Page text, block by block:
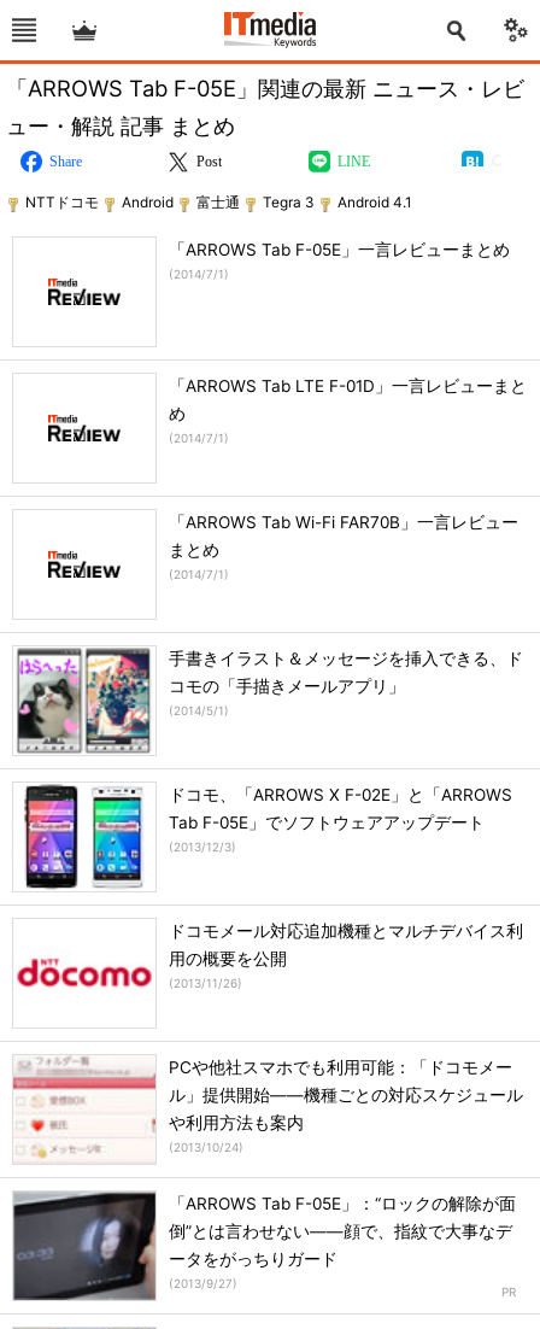
「ARROWS Tab F-05E」関連の最新 ニュース・レビ
ュー・解説 記事 まとめ
Share Post LINE
NTTドコモ Android 富士通 Tegra 3 Android 4.1
「ARROWS Tab F-05E」一言レビューまとめ
(2014/7/1)
「ARROWS Tab LTE F-01D」一言レビューまと
め
(2014/7/1)
「ARROWS Tab Wi-Fi FAR70B」一言レビュー
まとめ
(2014/7/1)
手書きイラスト＆メッセージを挿入できる、ド
コモの「手描きメールアプリ」
(2014/5/1)
ドコモ、「ARROWS X F-02E」と「ARROWS
Tab F-05E」でソフトウェアアップデート
(2013/12/3)
ドコモメール対応追加機種とマルチデバイス利
用の概要を公開
(2013/11/26)
PCや他社スマホでも利用可能：「ドコモメー
ル」提供開始――機種ごとの対応スケジュール
や利用方法も案内
(2013/10/24)
「ARROWS Tab F-05E」：“ロックの解除が面
倒”とは言わせない――顔で、指紋で大事なデ
ータをがっちりガード
(2013/9/27)